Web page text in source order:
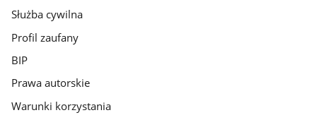
Służba cywilna
Profil zaufany
BIP
Prawa autorskie
Warunki korzystania